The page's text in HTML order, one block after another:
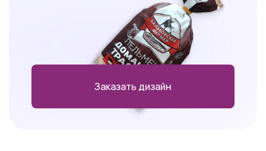
Заказать дизайн